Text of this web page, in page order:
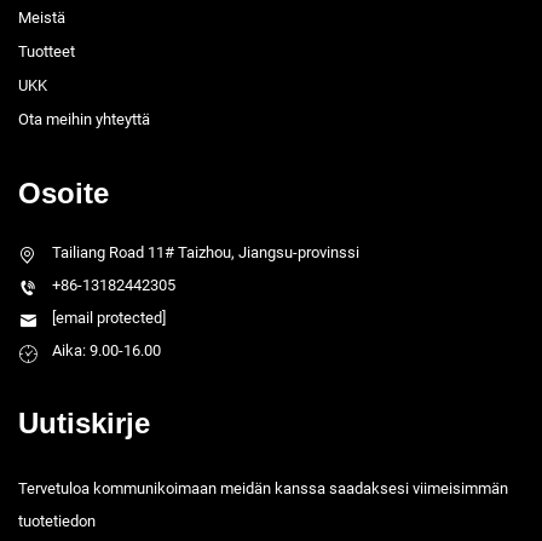
Meistä
Tuotteet
UKK
Ota meihin yhteyttä
Osoite
Tailiang Road 11# Taizhou, Jiangsu-provinssi
+86-13182442305
[email protected]
Aika: 9.00-16.00
Uutiskirje
Tervetuloa kommunikoimaan meidän kanssa saadaksesi viimeisimmän
tuotetiedon